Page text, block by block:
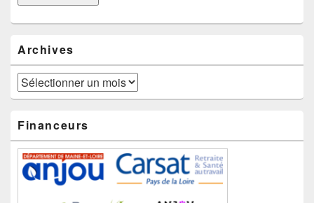
Archives
Archives
Financeurs